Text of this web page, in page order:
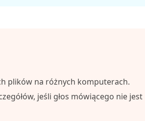
plików na różnych komputerach.
jeśli głos mówiącego nie jest